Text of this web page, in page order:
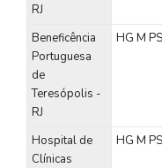
RJ
Beneficência
Portuguesa
de
Teresópolis -
RJ
HG M PS
Hospital de
Clínicas
HG M PS